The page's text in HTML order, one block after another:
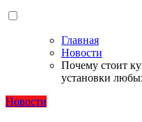
Главная
Новости
Почему стоит
установки
Новости